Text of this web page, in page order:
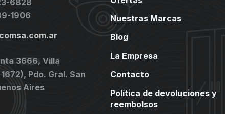
6828
1906
3666, Villa
Pdo. Gral. San
Aires
Nuestras Marcas
Blog
La Empresa
Contacto
Política de devoluciones y
reembolsos